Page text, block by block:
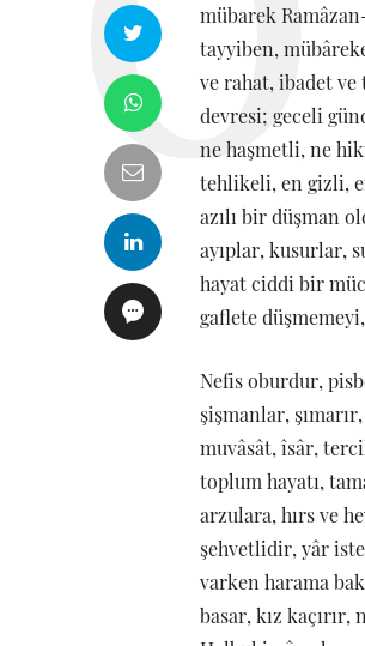
mübarek
tayyiben,
ve rahat, ibadet
devresi; geceli
ne haşmetli, ne
tehlikeli, en gizli,
azılı bir düşman
ayıplar, kusurlar,
hayat ciddi bir
gaflete
Nefis oburdur,
şişmanlar,
muvâsât, îsâr,
toplum hayatı,
arzulara, hırs ve
şehvetlidir, yâr
varken harama
basar, kız